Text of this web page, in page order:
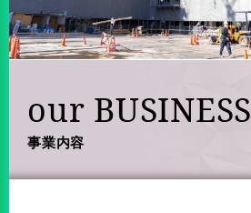
our BUSINESS
事業内容